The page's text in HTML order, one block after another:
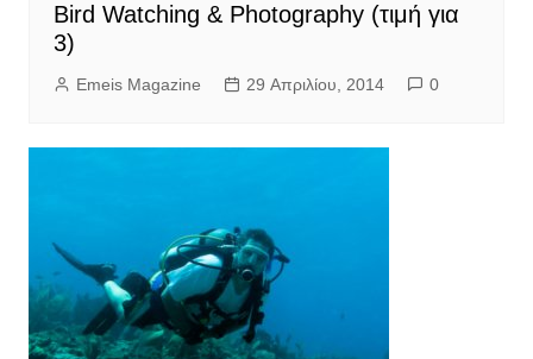
Bird Watching & Photography (τιμή για
3)
Emeis Magazine 29 Απριλίου, 2014 0